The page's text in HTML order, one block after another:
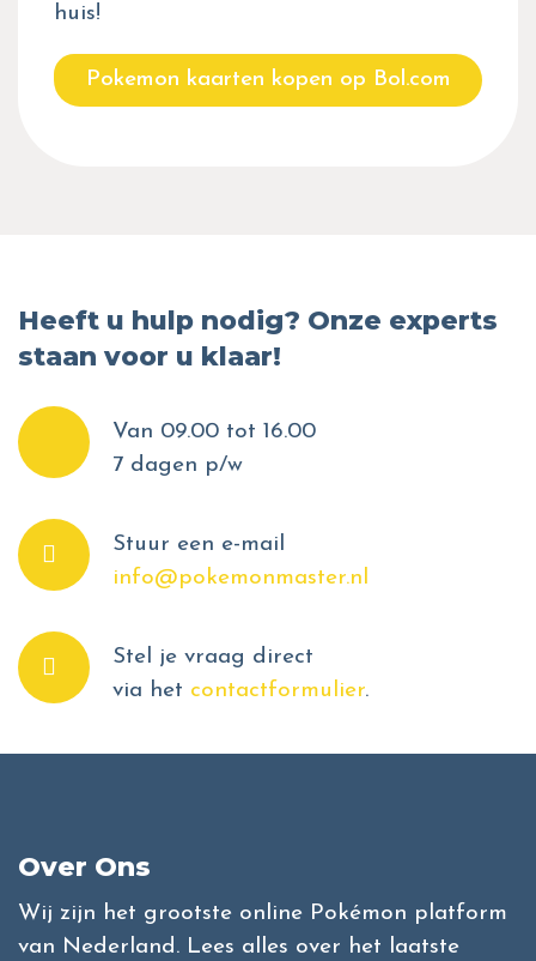
huis!
Pokemon kaarten kopen op Bol.com
Heeft u hulp nodig? Onze experts
staan voor u klaar!
Van 09.00 tot 16.00
7 dagen p/w
Stuur een e-mail
info@pokemonmaster.nl
Stel je vraag direct
via het contactformulier.
Over Ons
Wij zijn het grootste online Pokémon platform
van Nederland. Lees alles over het laatste